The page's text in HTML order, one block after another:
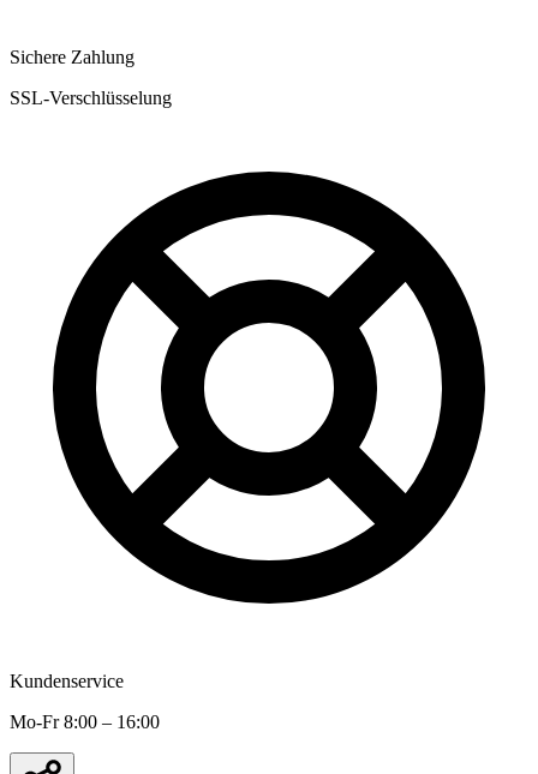
Sichere Zahlung
SSL-Verschlüsselung
Kundenservice
Mo-Fr 8:00 – 16:00